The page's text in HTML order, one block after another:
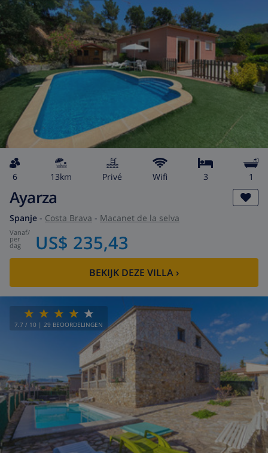
6 13km privé wifi 3 1
Ayarza
Spanje - Costa Brava - Macanet de la selva
vanaf/
per
dag US$ 235,43
BEKIJK DEZE VILLA ›
7.7 / 10 | 29 BEOORDELINGEN